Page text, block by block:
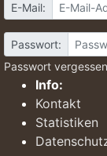
E-Mail:
Passwort:
Passwort vergessen
Info:
Kontakt
Statistiken